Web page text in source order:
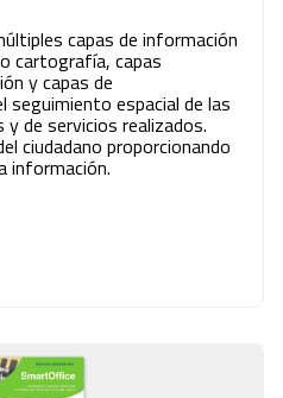
capas de información
cartografía, capas
y capas de
espacial de las
de servicios realizados.
ciudadano proporcionando
información.